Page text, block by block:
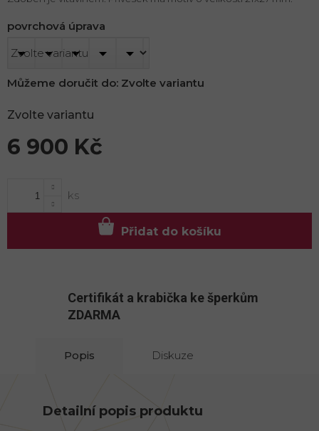
6 900 Kč
Zvolte variantu
povrchová úprava
Můžeme doručit do: Zvolte variantu
Přidat do košíku
Certifikát a krabička ke šperkům
ZDARMA
Popis Diskuze
Detailní popis produktu